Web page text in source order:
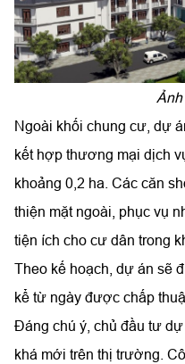
Ảnh
Ngoài khối chung cư, dự
kết hợp thương mại dịch
khoảng 0,2 ha. Các căn
thiện mặt ngoài, phục vụ
tiện ích cho cư dân trong
Theo kế hoạch, dự án sẽ
kể từ ngày được chấp
Đáng chú ý, chủ đầu tư
khá mới trên thị trường.